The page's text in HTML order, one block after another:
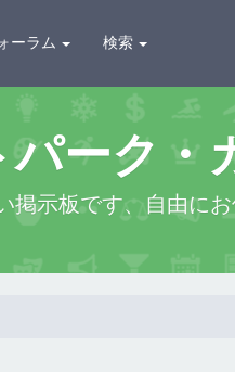
ーラム 検索
ーク・
掲示板です、自由に